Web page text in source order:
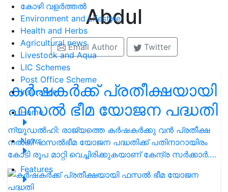
കോഴി വളർത്തൽ
Environment and Lifestyle
Health and Herbs
Agricultural news
Livestock and Aqua
LIC Schemes
Post Office Scheme
Insurance
Home
News
Features
Abdul
Email Author Twitter
കർഷകർക്ക് പ്രതീക്ഷയായി
ഫസൽ ഭീമ യോജന പദ്ധതി
ന്യൂഡൽഹി: രാജ്യത്തെ കർഷകർക്കു വൻ പ്രതീക്ഷ
നൽകി ഫസൽഭീമ യോജന പദ്ധതിക്ക് പതിനാറായിരം
കോടി രൂപ മാറ്റി വെച്ചിരിക്കുകയാണ് കേന്ദ്ര സർക്കാർ.…